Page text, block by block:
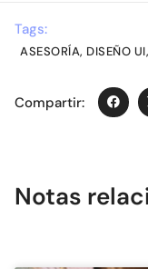
Tags:
ASESORÍA, DISEÑO UI,
Compartir:
Notas